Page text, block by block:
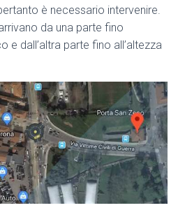
è necessario intervenire.
da una parte fino
e dall’altra parte fino all’altezza